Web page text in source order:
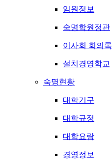
임원정보
숙명학원정관
이사회 회의록
설치경영학교
숙명현황
대학기구
대학규정
대학요람
경영정보